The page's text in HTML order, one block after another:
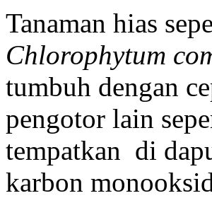
Tanaman hias
Chlorophytum
tumbuh dengan
pengotor lain
tempatkan di
karbon